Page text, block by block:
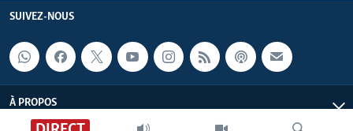
SUIVEZ-NOUS
À PROPOS